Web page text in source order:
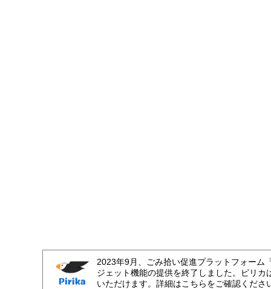
2023年9月、ごみ拾い促進プラットフォーム
ジェット機能の提供を終了しました。ピリカ
いただけます。詳細はこちらをご確認くださ